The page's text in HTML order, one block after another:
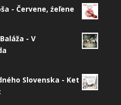
- Červene, źeľene
- V
Slovenska - Ket